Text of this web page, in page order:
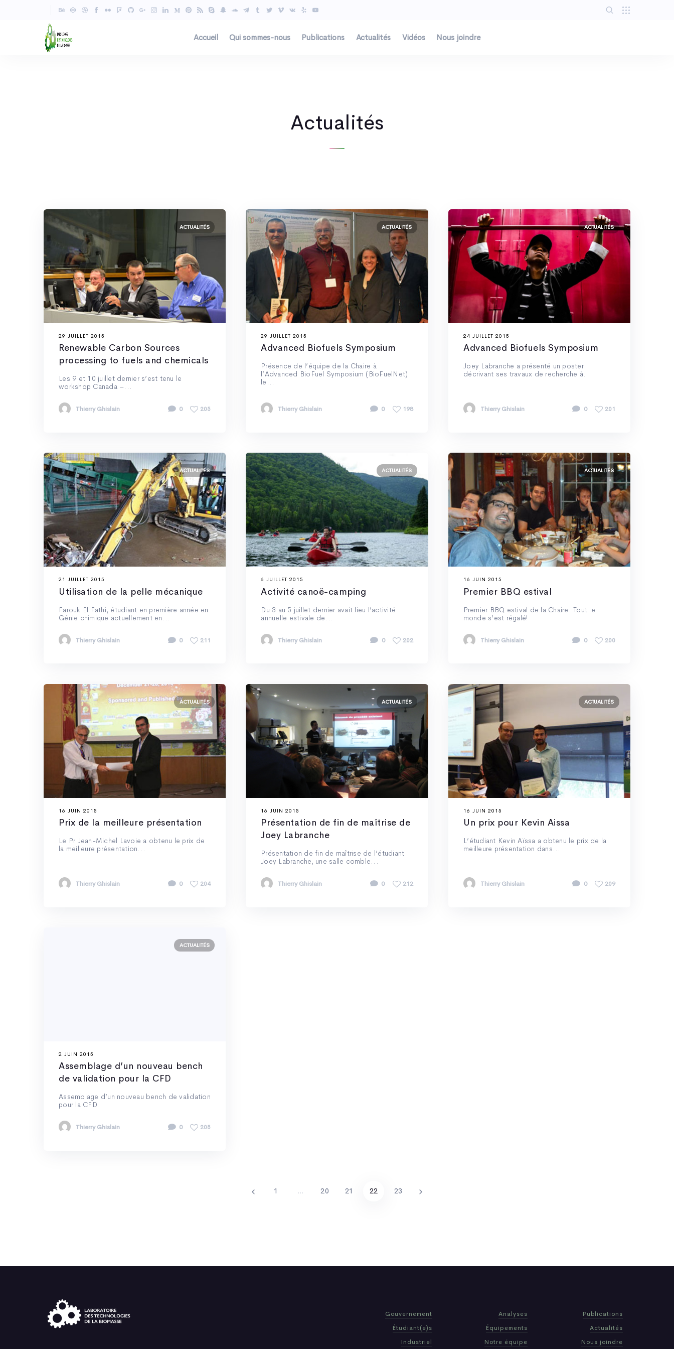
Accueil Qui sommes-nous Publications Actualités Vidéos Nous joindre
Actualités
ACTUALITÉS
29 JUILLET 2015
Renewable Carbon Sources
processing to fuels and chemicals
Les 9 et 10 juillet dernier s’est tenu le
workshop Canada –...
Thierry Ghislain 0 205
ACTUALITÉS
29 JUILLET 2015
Advanced Biofuels Symposium
Présence de l’équipe de la Chaire à
l’Advanced BioFuel Symposium (BioFuelNet)
le...
Thierry Ghislain 0 198
ACTUALITÉS
24 JUILLET 2015
Advanced Biofuels Symposium
Joey Labranche a présenté un poster
décrivant ses travaux de recherche à...
Thierry Ghislain 0 201
ACTUALITÉS
21 JUILLET 2015
Utilisation de la pelle mécanique
Farouk El Fathi, étudiant en première année en
Génie chimique actuellement en...
Thierry Ghislain 0 211
ACTUALITÉS
6 JUILLET 2015
Activité canoë-camping
Du 3 au 5 juillet dernier avait lieu l’activité
annuelle estivale de...
Thierry Ghislain 0 202
ACTUALITÉS
16 JUIN 2015
Premier BBQ estival
Premier BBQ estival de la Chaire. Tout le
monde s’est régalé!
Thierry Ghislain 0 200
ACTUALITÉS
16 JUIN 2015
Prix de la meilleure présentation
Le Pr Jean-Michel Lavoie a obtenu le prix de
la meilleure présentation...
Thierry Ghislain 0 204
ACTUALITÉS
16 JUIN 2015
Présentation de fin de maîtrise de
Joey Labranche
Présentation de fin de maîtrise de l’étudiant
Joey Labranche, une salle comble...
Thierry Ghislain 0 212
ACTUALITÉS
16 JUIN 2015
Un prix pour Kevin Aissa
L’étudiant Kevin Aïssa a obtenu le prix de la
meilleure présentation dans...
Thierry Ghislain 0 209
ACTUALITÉS
2 JUIN 2015
Assemblage d’un nouveau bench
de validation pour la CFD
Assemblage d’un nouveau bench de validation
pour la CFD.
Thierry Ghislain 0 205
1 … 20 21 22 23
Gouvernement
Étudiant(e)s
Industriel
Analyses
Équipements
Notre équipe
Publications
Actualités
Nous joindre